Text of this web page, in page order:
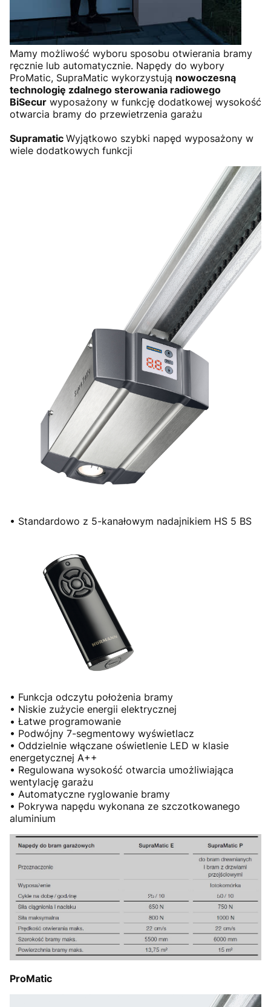
Mamy możliwość wyboru sposobu otwierania bramy
ręcznie lub automatycznie. Napędy do wybory
ProMatic, SupraMatic wykorzystują nowoczesną
technologię zdalnego sterowania radiowego
BiSecur wyposażony w funkcję dodatkowej wysokość
otwarcia bramy do przewietrzenia garażu
Supramatic Wyjątkowo szybki napęd wyposażony w
wiele dodatkowych funkcji
• Standardowo z 5-kanałowym nadajnikiem HS 5 BS
• Funkcja odczytu położenia bramy
• Niskie zużycie energii elektrycznej
• Łatwe programowanie
• Podwójny 7-segmentowy wyświetlacz
• Oddzielnie włączane oświetlenie LED w klasie
energetycznej A++
• Regulowana wysokość otwarcia umożliwiająca
wentylację garażu
• Automatyczne ryglowanie bramy
• Pokrywa napędu wykonana ze szczotkowanego
aluminium
ProMatic